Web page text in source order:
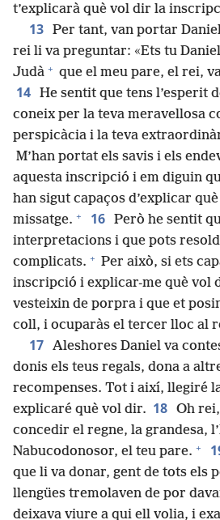
t’explicarà què vol dir la
13 Per tant, van portar
rei li va preguntar: «Ets tu
Judà + que el meu pare, el rei,
14 He sentit que tens l’esperit
coneix per la teva meravellosa
perspicàcia i la teva
M’han portat els savis i els
aquesta inscripció i em diguin
han sigut capaços d’explicar
missatge. + 16 Però he sentit
interpretacions i que pots
complicats. + Per això, si ets
inscripció i explicar-me què vol
vesteixin de porpra i que et
coll, i ocuparàs el tercer lloc al
17 Aleshores Daniel va
donis els teus regals, dona a
recompenses. Tot i així, llegiré
explicaré què vol dir. 18 Oh
concedir el regne, la grandesa,
Nabucodonosor, el teu pare. +
que li va donar, gent de tots els
llengües tremolaven de por
deixava viure a qui ell volia, i